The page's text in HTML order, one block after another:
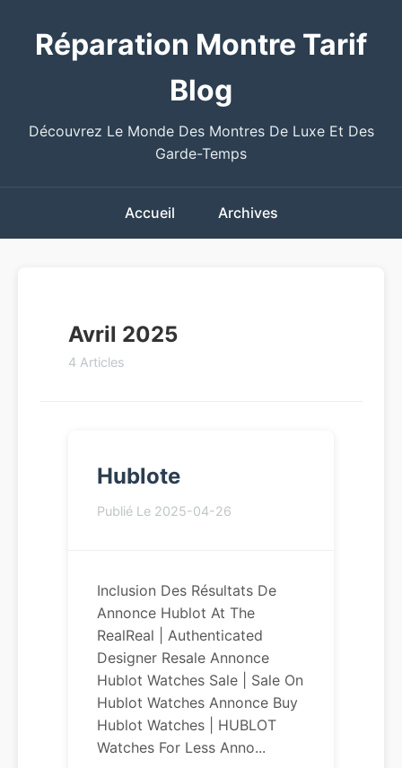
Réparation Montre Tarif
Blog
Découvrez Le Monde Des Montres De Luxe Et Des
Garde-Temps
Accueil Archives
Avril 2025
4 Articles
Hublote
Publié Le 2025-04-26
Inclusion Des Résultats De
Annonce Hublot At The
RealReal | Authenticated
Designer Resale Annonce
Hublot Watches Sale | Sale On
Hublot Watches Annonce Buy
Hublot Watches | HUBLOT
Watches For Less Anno...